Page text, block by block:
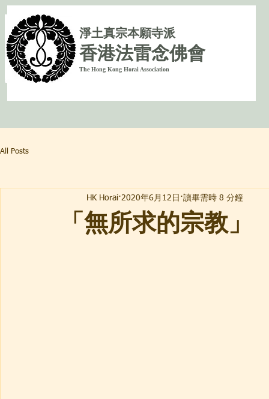
淨土真宗本願寺派
香港法雷念佛會
The Hong Kong Horai Association
All Posts
​「無所求的宗教」
HK Horai 2020年6月12日 讀畢需時 8 分鐘